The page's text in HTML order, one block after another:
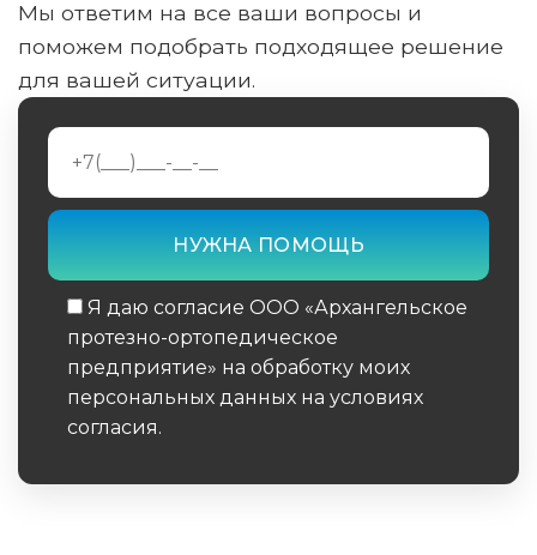
Мы ответим на все ваши вопросы и
поможем подобрать подходящее решение
для вашей ситуации.
Я даю согласие ООО «Архангельское
протезно-ортопедическое
предприятие» на обработку моих
персональных данных на условиях
согласия.